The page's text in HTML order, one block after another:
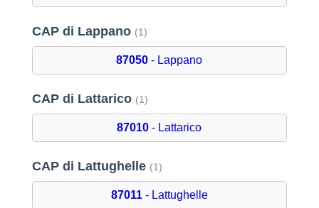
CAP di Lappano (1)
87050 - Lappano
CAP di Lattarico (1)
87010 - Lattarico
CAP di Lattughelle (1)
87011- Lattughelle